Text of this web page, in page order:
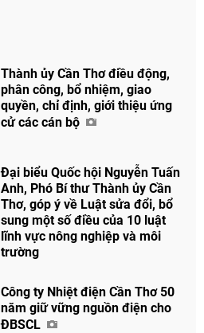
Chia sẻ
Facebook
Thành ủy Cần Thơ điều động,
phân công, bổ nhiệm, giao
quyền, chỉ định, giới thiệu ứng
cử các cán bộ
Đại biểu Quốc hội Nguyễn Tuấn
Anh, Phó Bí thư Thành ủy Cần
Thơ, góp ý về Luật sửa đổi, bổ
sung một số điều của 10 luật
lĩnh vực nông nghiệp và môi
trường
Công ty Nhiệt điện Cần Thơ 50
năm giữ vững nguồn điện cho
ĐBSCL